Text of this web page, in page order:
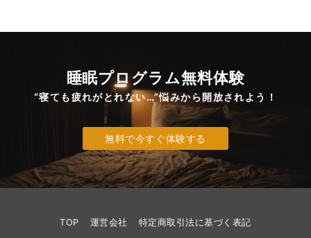
睡眠プログラム無料体験
“寝ても疲れがとれない…”悩みから開放されよう！
無料で今すぐ体験する
TOP 運営会社 特定商取引法に基づく表記